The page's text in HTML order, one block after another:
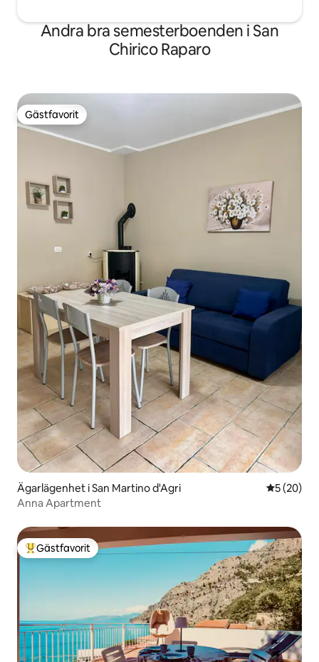
Andra bra semesterboenden i San
Chirico Raparo
Gästfavorit
Gästfavorit
Ägarlägenhet i San Martino d'Agri 5 av 5 i
5 (20)
Anna Apartment
Populär gästfavorit
Gästfavorit